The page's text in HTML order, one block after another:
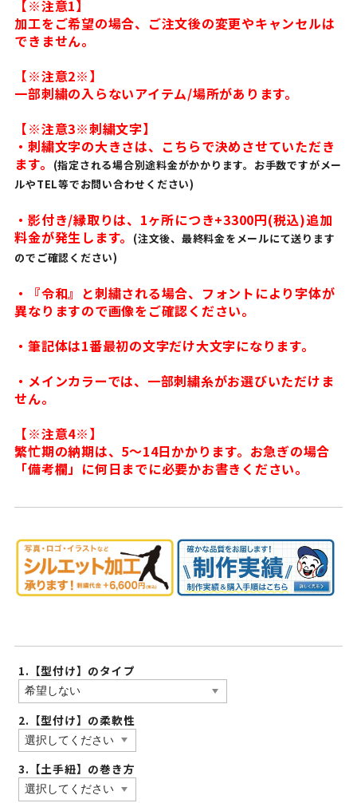
【※注意1】
加工をご希望の場合、ご注文後の変更やキャンセルは
できません。
【※注意2※】
一部刺繍の入らないアイテム/場所があります。
【※注意3※刺繍文字】
・刺繍文字の大きさは、こちらで決めさせていただき
ます。
(指定される場合別途料金がかかります。お手数ですがメー
ルやTEL等でお問い合わせください)
・影付き/縁取りは、1ヶ所につき+3300円(税込)追加
料金が発生します。
(注文後、最終料金をメールにて送ります
のでご確認ください)
・『令和』と刺繍される場合、フォントにより字体が
異なりますので画像をご確認ください。
・筆記体は1番最初の文字だけ大文字になります。
・メインカラーでは、一部刺繍糸がお選びいただけま
せん。
【※注意4※】
繁忙期の納期は、5〜14日かかります。お急ぎの場合
「備考欄」に何日までに必要かお書きください。
1.【型付け】のタイプ
2.【型付け】の柔軟性
3.【土手紐】の巻き方